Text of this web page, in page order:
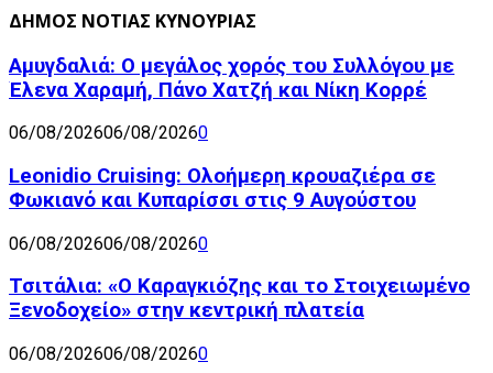
ΔΗΜΟΣ ΝΟΤΙΑΣ ΚΥΝΟΥΡΙΑΣ
Αμυγδαλιά: Ο μεγάλος χορός του Συλλόγου με
Έλενα Χαραμή, Πάνο Χατζή και Νίκη Κορρέ
06/08/202606/08/20260
Leonidio Cruising: Ολοήμερη κρουαζιέρα σε
Φωκιανό και Κυπαρίσσι στις 9 Αυγούστου
06/08/202606/08/20260
Τσιτάλια: «Ο Καραγκιόζης και το Στοιχειωμένο
Ξενοδοχείο» στην κεντρική πλατεία
06/08/202606/08/20260